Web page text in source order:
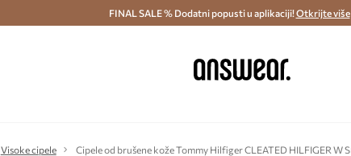
Besplatna dostava i povrat (od 70€) > Dostava u roku 48 sati >
FINAL SALE % Dodatni popusti u aplikaciji!Otkrijte više
Visoke cipele